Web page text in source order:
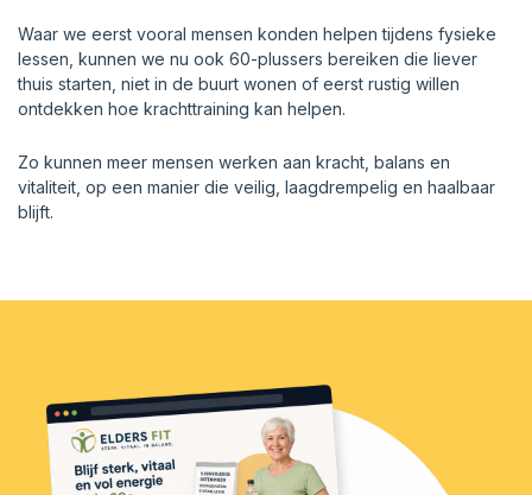
Waar we eerst vooral mensen konden helpen tijdens fysieke
lessen, kunnen we nu ook 60-plussers bereiken die liever
thuis starten, niet in de buurt wonen of eerst rustig willen
ontdekken hoe krachttraining kan helpen.
Zo kunnen meer mensen werken aan kracht, balans en
vitaliteit, op een manier die veilig, laagdrempelig en haalbaar
blijft.